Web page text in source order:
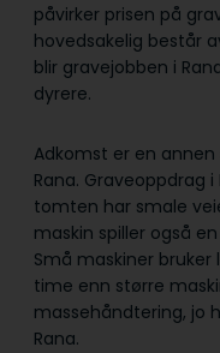
påvirker prisen på
hovedsakelig består
blir gravejobben i
dyrere.
Adkomst er en
Rana. Graveoppdrag
tomten har smale
maskin spiller også
Små maskiner
time enn større
massehåndtering, jo
Rana.